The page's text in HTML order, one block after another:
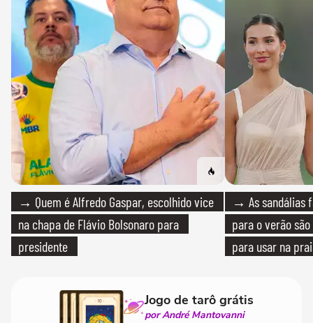
→ Quem é Alfredo Gaspar, escolhido vice
na chapa de Flávio Bolsonaro para
presidente
→ As sandálias
para o verão
para usar na
Jogo de tarô grátis
por André Mantovanni